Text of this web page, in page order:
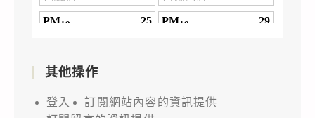
其他操作
登入
訂閱網站內容的資訊提供